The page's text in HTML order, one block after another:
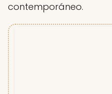
contemporáneo.